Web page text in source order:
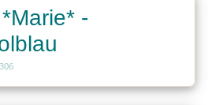
-